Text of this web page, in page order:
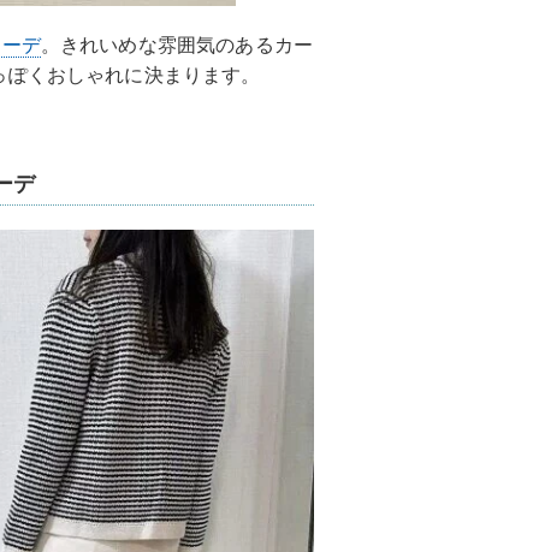
デ。きれいめな雰囲気のあるカー
くおしゃれに決まります。
デ